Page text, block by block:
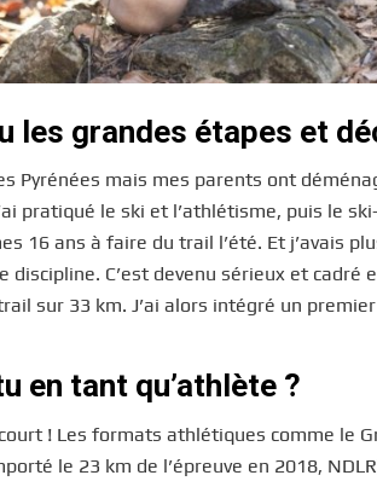
les grandes étapes et
Pyrénées mais mes parents ont
pratiqué le ski et l’athlétisme, puis le
16 ans à faire du trail l’été. Et j’avais
C’est devenu sérieux et cadré
sur 33 km. J’ai alors intégré un
en tant qu’athlète ?
court ! Les formats athlétiques comme le
le 23 km de l’épreuve en 2018,